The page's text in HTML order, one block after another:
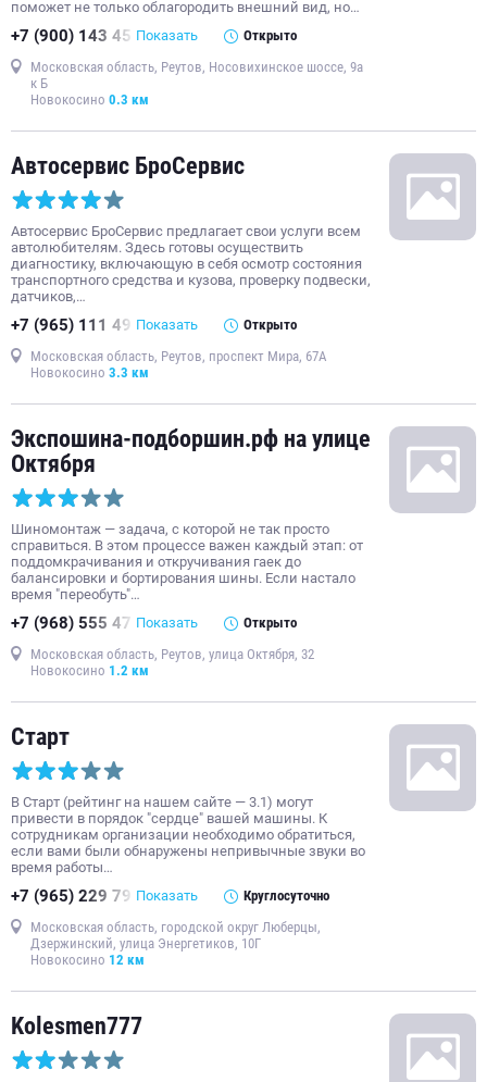
поможет не только облагородить внешний вид, но…
+7 (900) 143 45 Показать Открыто
Московская область, Реутов, Носовихинское шоссе, 9а
к Б
Новокосино 0.3 км
Автосервис БроСервис
Автосервис БроСервис предлагает свои услуги всем
автолюбителям. Здесь готовы осуществить
диагностику, включающую в себя осмотр состояния
транспортного средства и кузова, проверку подвески,
датчиков,…
+7 (965) 111 49 Показать Открыто
Московская область, Реутов, проспект Мира, 67А
Новокосино 3.3 км
Экспошина-подборшин.рф на улице
Октября
Шиномонтаж — задача, с которой не так просто
справиться. В этом процессе важен каждый этап: от
поддомкрачивания и откручивания гаек до
балансировки и бортирования шины. Если настало
время "переобуть"…
+7 (968) 555 47 Показать Открыто
Московская область, Реутов, улица Октября, 32
Новокосино 1.2 км
Старт
В Старт (рейтинг на нашем сайте — 3.1) могут
привести в порядок "сердце" вашей машины. К
сотрудникам организации необходимо обратиться,
если вами были обнаружены непривычные звуки во
время работы…
+7 (965) 229 79 Показать Круглосуточно
Московская область, городской округ Люберцы,
Дзержинский, улица Энергетиков, 10Г
Новокосино 12 км
Kolesmen777